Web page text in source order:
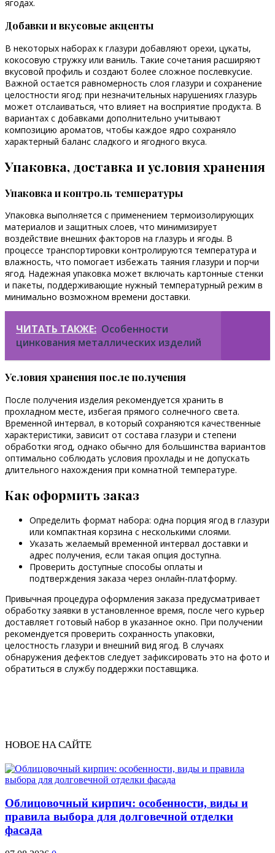
ягодах.
Добавки и вкусовые акценты
В некоторых наборах к глазури добавляют орехи, цукаты,
кокосовую стружку или ваниль. Такие сочетания расширяют
вкусовой профиль и создают более сложное послевкусие.
Важной остается равномерность слоя глазури и сохранение
целостности ягод: при незначительных нарушениях глазурь
может отслаиваться, что влияет на восприятие продукта. В
вариантах с добавками дополнительно учитывают
композицию ароматов, чтобы каждое ядро сохраняло
характерный баланс сладкого и ягодного вкуса.
Упаковка, доставка и условия хранения
Упаковка и контроль температуры
Упаковка выполняется с применением термоизолирующих
материалов и защитных слоев, что минимизирует
воздействие внешних факторов на глазурь и ягоды. В
процессе транспортировки контролируются температура и
влажность, что помогает избежать таяния глазури и порчи
ягод. Надежная упаковка может включать картонные стенки
и пакеты, поддерживающие нужный температурный режим в
минимально возможном времени доставки.
ЧИТАТЬ ТАКЖЕ: Особенности
цинкования металлических изделий
Условия хранения после получения
После получения изделия рекомендуется хранить в
прохладном месте, избегая прямого солнечного света.
Временной интервал, в который сохраняются качественные
характеристики, зависит от состава глазури и степени
обработки ягод, однако обычно для большинства вариантов
оптимально соблюдать условия прохлады и не допускать
длительного нахождения при комнатной температуре.
Как оформить заказ
Определить формат набора: одна порция ягод в глазури
или компактная корзина с несколькими слоями.
Указать желаемый временной интервал доставки и
адрес получения, если такая опция доступна.
Проверить доступные способы оплаты и
подтверждения заказа через онлайн-платформу.
Привычная процедура оформления заказа предусматривает
обработку заявки в установленное время, после чего курьер
доставляет готовый набор в указанное окно. При получении
рекомендуется проверить сохранность упаковки,
целостность глазури и внешний вид ягод. В случаях
обнаружения дефектов следует зафиксировать это на фото и
обратиться в службу поддержки поставщика.
НОВОЕ НА САЙТЕ
Облицовочный кирпич: особенности, виды и
правила выбора для долговечной отделки
фасада